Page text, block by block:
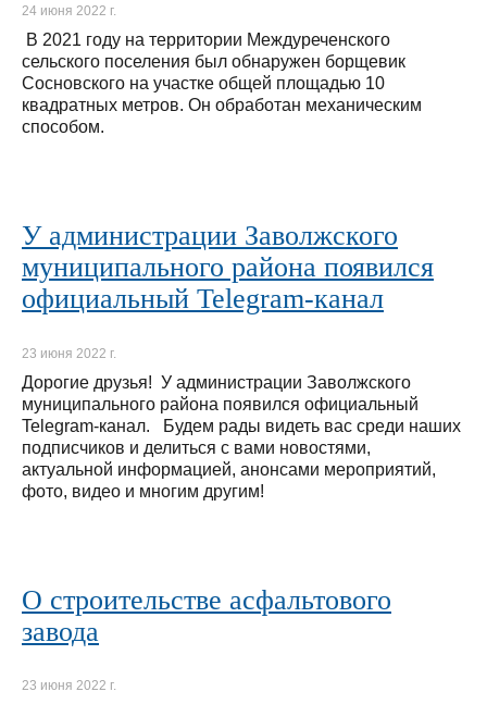
24 июня 2022 г.
В 2021 году на территории Междуреченского
сельского поселения был обнаружен борщевик
Сосновского на участке общей площадью 10
квадратных метров. Он обработан механическим
способом.
У администрации Заволжского
муниципального района появился
официальный Telegram-канал
23 июня 2022 г.
Дорогие друзья! У администрации Заволжского
муниципального района появился официальный
Telegram-канал. Будем рады видеть вас среди наших
подписчиков и делиться с вами новостями,
актуальной информацией, анонсами мероприятий,
фото, видео и многим другим!
О строительстве асфальтового
завода
23 июня 2022 г.